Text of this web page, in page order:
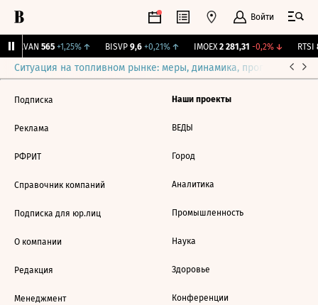
Войти
AVAN 565 +1,25%↑ BISVP 9,6 +0,21%↑ IMOEX 2 281,31 -0,2%↓ RTSI
Ситуация на топливном рынке: меры, динамика, прогнозы
Подписка
Реклама
РФРИТ
Справочник компаний
Подписка для юр.лиц
О компании
Редакция
Менеджмент
Наши проекты
ВЕДЫ
Город
Аналитика
Промышленность
Наука
Здоровье
Конференции